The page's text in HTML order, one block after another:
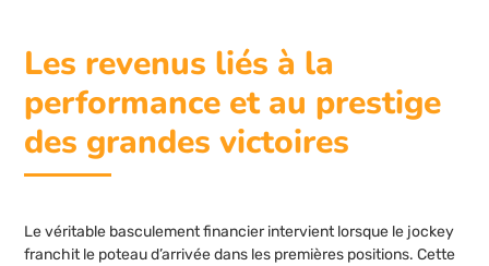
Les revenus liés à la
performance et au prestige
des grandes victoires
Le véritable basculement financier intervient lorsque le jockey
franchit le poteau d’arrivée dans les premières positions. Cette